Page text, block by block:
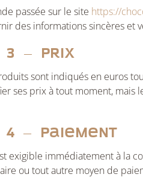
passée sur le site https://
des informations sincères et
– Prix
sont indiqués en euros
ses prix à tout moment, mais
– Paiement
exigible immédiatement à la
ou tout autre moyen de